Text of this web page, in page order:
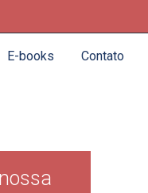
E-books Contato